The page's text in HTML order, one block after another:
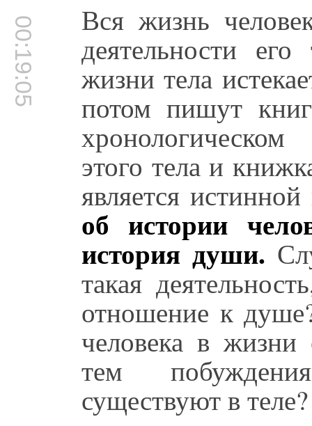
00:19:05 Вся жизнь
деятельности
жизни тела
потом пишут
этого тела и
является
об истории
история души.
такая
отношение к
человека в жизни
тем
существуют в теле?